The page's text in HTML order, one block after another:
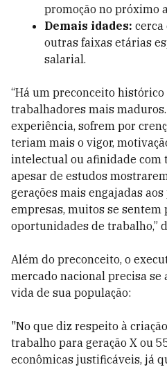
promoção no próximo
Demais idades: cerca
outras faixas etárias
salarial.
“Há um preconceito histórico
trabalhadores mais
experiência, sofrem por
teriam mais o vigor,
intelectual ou afinidade com
apesar de estudos
gerações mais engajadas
empresas, muitos se
oportunidades de trabalho,”
Além do preconceito, o
mercado nacional precisa
vida de sua população:
"No que diz respeito à
trabalho para geração X ou
econômicas justificáveis, já